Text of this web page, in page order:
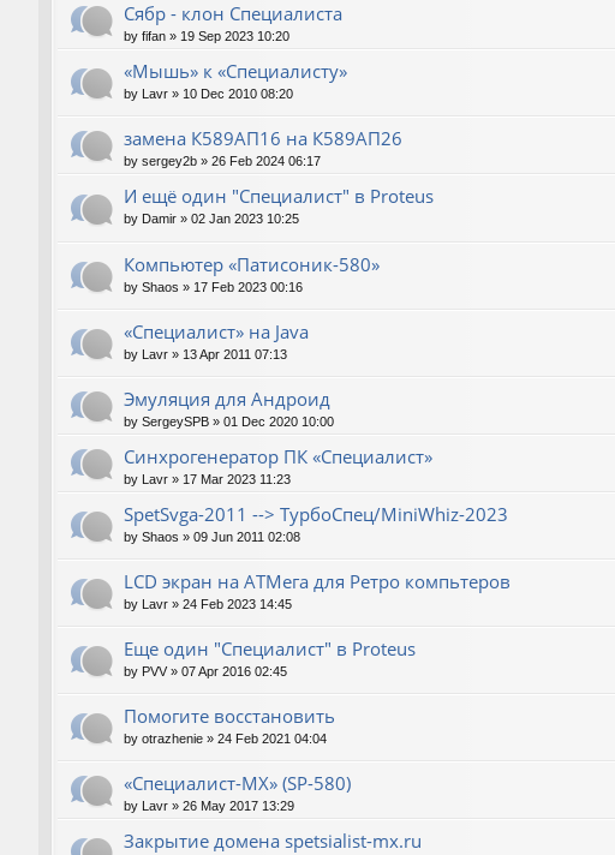
Сябр - клон Специалиста
by fifan » 19 Sep 2023 10:20
«Мышь» к «Специалисту»
by Lavr » 10 Dec 2010 08:20
замена К589АП16 на К589АП26
by sergey2b » 26 Feb 2024 06:17
И ещё один "Специалист" в Proteus
by Damir » 02 Jan 2023 10:25
Компьютер «Патисоник-580»
by Shaos » 17 Feb 2023 00:16
«Специалист» на Java
by Lavr » 13 Apr 2011 07:13
Эмуляция для Андроид
by SergeySPB » 01 Dec 2020 10:00
Синхрогенератор ПК «Специалист»
by Lavr » 17 Mar 2023 11:23
SpetSvga-2011 --> ТурбоСпец/MiniWhiz-2023
by Shaos » 09 Jun 2011 02:08
LCD экран на АТМега для Ретро компьтеров
by Lavr » 24 Feb 2023 14:45
Еще один "Специалист" в Proteus
by PVV » 07 Apr 2016 02:45
Помогите восстановить
by otrazhenie » 24 Feb 2021 04:04
«Специалист-МХ» (SP-580)
by Lavr » 26 May 2017 13:29
Закрытие домена spetsialist-mx.ru